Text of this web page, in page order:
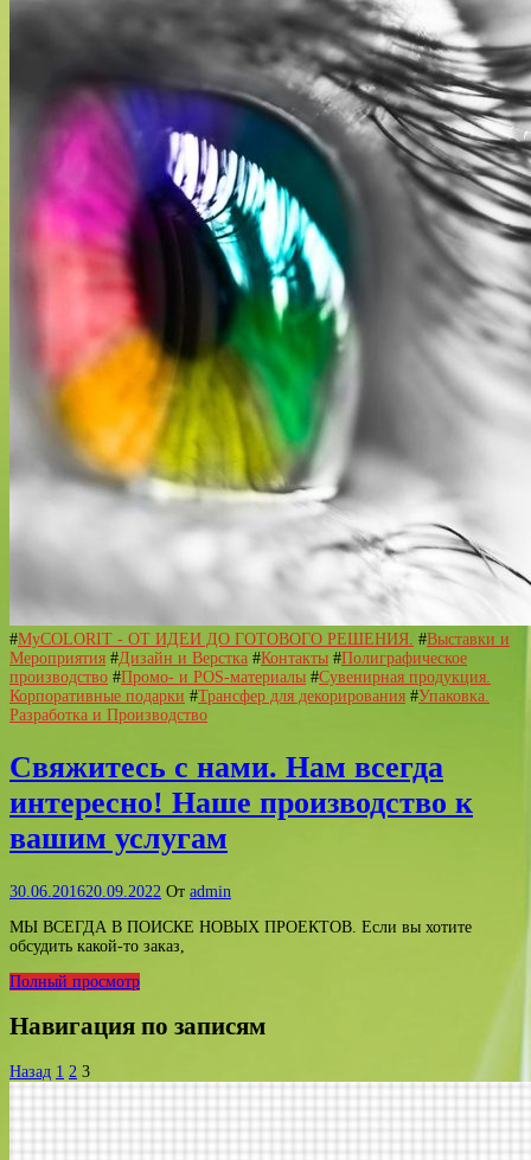
#MyCOLORIT - ОТ ИДЕИ ДО ГОТОВОГО РЕШЕНИЯ. #Выставки и
Мероприятия #Дизайн и Верстка #Контакты #Полиграфическое
производство #Промо- и POS-материалы #Сувенирная продукция.
Корпоративные подарки #Трансфер для декорирования #Упаковка.
Разработка и Производство
Свяжитесь с нами. Нам всегда
интересно! Наше производство к
вашим услугам
30.06.201620.09.2022 От admin
МЫ ВСЕГДА В ПОИСКЕ НОВЫХ ПРОЕКТОВ. Если вы хотите
обсудить какой-то заказ,
Полный просмотр
Навигация по записям
Назад 1 2 3